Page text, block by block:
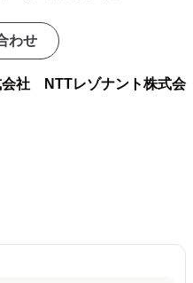
わせ
会社 NTTレゾナント株式会